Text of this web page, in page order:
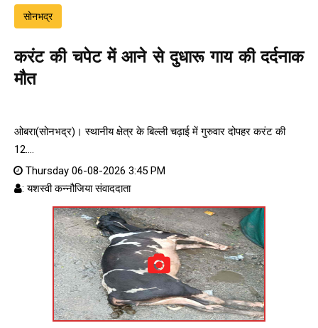
सोनभद्र
करंट की चपेट में आने से दुधारू गाय की दर्दनाक
मौत
ओबरा(सोनभद्र)। स्थानीय क्षेत्र के बिल्ली चढ़ाई में गुरुवार दोपहर करंट की
12....
Thursday 06-08-2026 3:45 PM
: यशस्वी कन्नौजिया संवाददाता